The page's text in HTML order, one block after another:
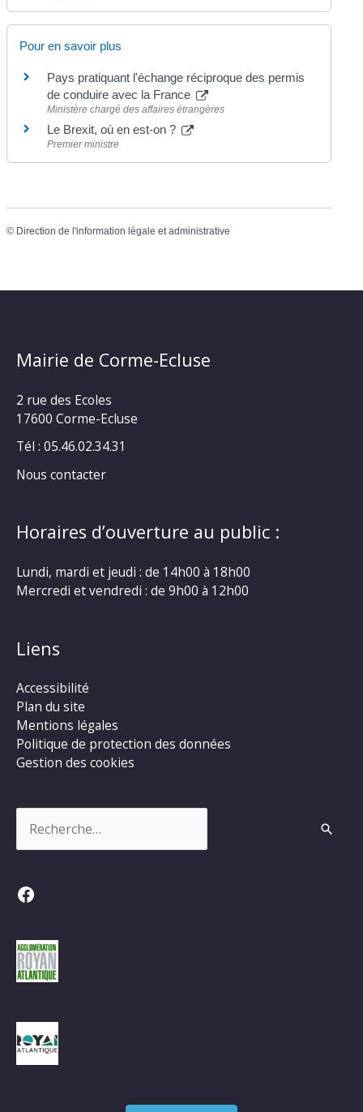
Pour en savoir plus
Pays pratiquant l'échange réciproque des permis
de conduire avec la France
Ministère chargé des affaires étrangères
Le Brexit, où en est-on ?
Premier ministre
© Direction de l'information légale et administrative
Mairie de Corme-Ecluse
2 rue des Ecoles
17600 Corme-Ecluse
Tél : 05.46.02.34.31
Nous contacter
Horaires d’ouverture au public :
Lundi, mardi et jeudi : de 14h00 à 18h00
Mercredi et vendredi : de 9h00 à 12h00
Liens
Accessibilité
Plan du site
Mentions légales
Politique de protection des données
Gestion des cookies
Facebook